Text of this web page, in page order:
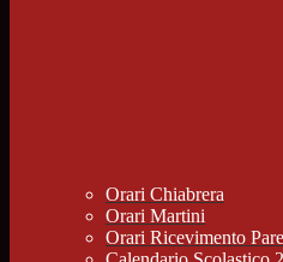
Orari Chiabrera
Orari Martini
Orari Ricevimento